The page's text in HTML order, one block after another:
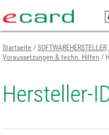
Seiteninhalt
springen
Navigation
springen
Mobilen
Navigation
springen
Startseite SOFTWAREHERSTELLER
Voraussetzungen & techn. Hilfen
Hersteller-